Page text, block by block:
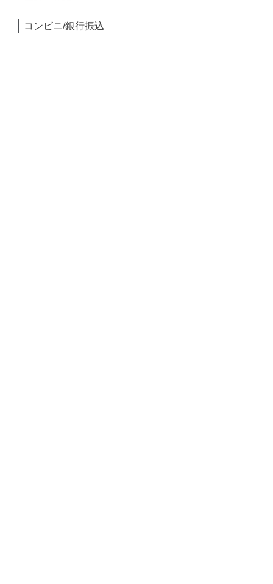
コンビニ/銀行振込